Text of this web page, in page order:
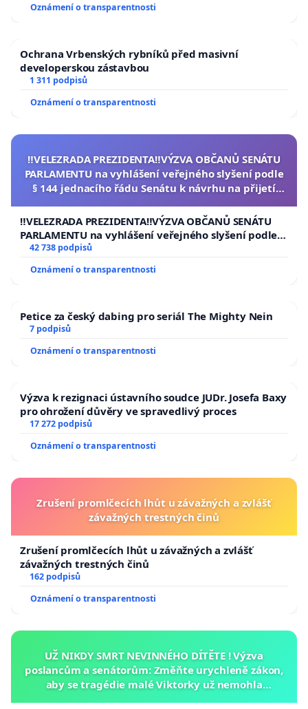
Oznámení o transparentnosti
Ochrana Vrbenských rybníků před masivní
developerskou zástavbou
1 311 podpisů
Oznámení o transparentnosti
‼️VELEZRADA PREZIDENTA‼️VÝZVA OBČANŮ SENÁTU
PARLAMENTU na vyhlášení veřejného slyšení podle
§ 144 jednacího řádu Senátu k návrhu na přijetí
republiky
‼️VELEZRADA PREZIDENTA‼️VÝZVA OBČANŮ SENÁTU
PARLAMENTU na vyhlášení veřejného slyšení podle §
144 jednacího řádu Senátu k návrhu na přijetí
republiky
42 738 podpisů
Oznámení o transparentnosti
Petice za český dabing pro seriál The Mighty Nein
7 podpisů
Oznámení o transparentnosti
Výzva k rezignaci ústavního soudce JUDr. Josefa Baxy
pro ohrožení důvěry ve spravedlivý proces
17 272 podpisů
Oznámení o transparentnosti
Zrušení promlčecích lhůt u závažných a zvlášť
závažných trestných činů
Zrušení promlčecích lhůt u závažných a zvlášť
závažných trestných činů
162 podpisů
Oznámení o transparentnosti
UŽ NIKDY SMRT NEVINNÉHO DÍTĚTE ! Výzva
poslancům a senátorům: Změňte urychleně zákon,
aby se tragédie malé Viktorky už nemohla